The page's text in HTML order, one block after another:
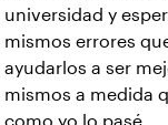
universidad y
mismos errores
ayudarlos a ser
mismos a medida
como yo lo pasé.